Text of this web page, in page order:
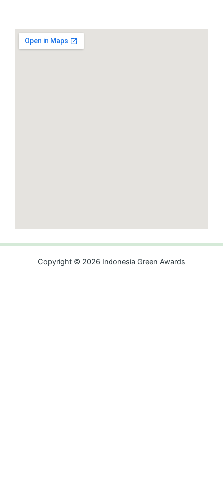
Copyright © 2026 Indonesia Green Awards